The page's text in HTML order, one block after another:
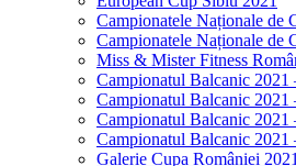
Campionatele Naționale de
Campionatele Naționale de
Miss & Mister Fitness
Campionatul Balcanic 2021
Campionatul Balcanic 2021
Campionatul Balcanic 2021
Campionatul Balcanic
Galerie Cupa României 2021